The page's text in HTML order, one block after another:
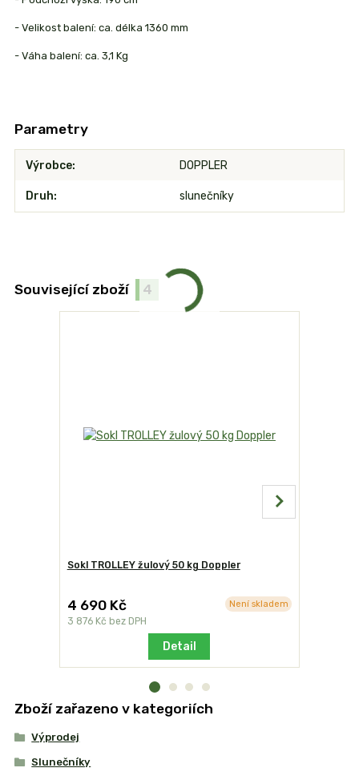
- Velikost balení: ca. délka 1360 mm
- Váha balení: ca. 3,1 Kg
Parametry
Výrobce DOPPLER
Druh slunečníky
Související zboží 4
Sokl TROLLEY žulový 50 kg Doppler
4 690 Kč
3 876 Kč bez DPH
Není skladem
Detail
Zboží zařazeno v kategoriích
Výprodej
Slunečníky